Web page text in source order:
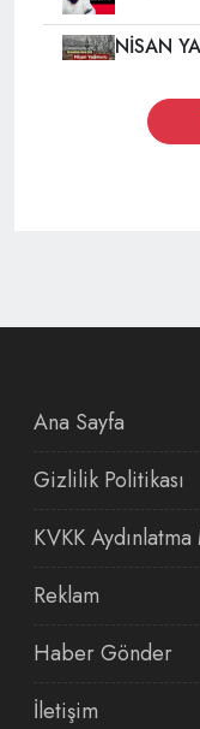
NİSAN
Ana Sayfa
Gizlilik Politikası
KVKK
Reklam
Haber Gönder
İletişim